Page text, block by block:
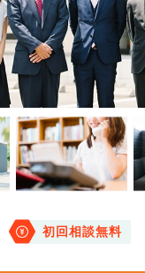
初回相談無料